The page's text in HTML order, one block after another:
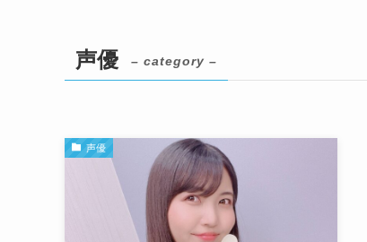
声優 – category –
声優